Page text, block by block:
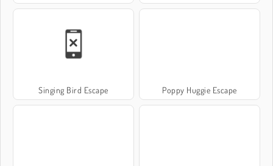
Singing Bird Escape Poppy Huggie Escape